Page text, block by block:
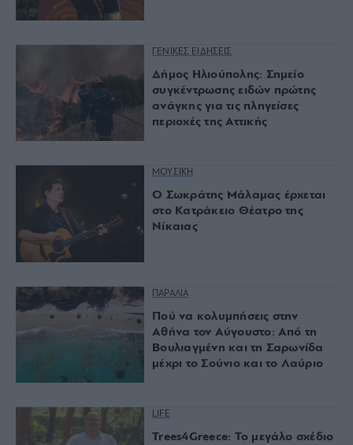
ΓΕΝΙΚΕΣ ΕΙΔΗΣΕΙΣ
Δήμος Ηλιούπολης: Σημείο
συγκέντρωσης ειδών πρώτης
ανάγκης για τις πληγείσες
περιοχές της Αττικής
ΜΟΥΣΙΚΗ
O Σωκράτης Μάλαμας έρχεται
στο Κατράκειο Θέατρο της
Νίκαιας
ΠΑΡΑΛΙΑ
Πού να κολυμπήσεις στην
Αθήνα τον Αύγουστο: Από τη
Βουλιαγμένη και τη Σαρωνίδα
μέχρι το Σούνιο και το Λαύριο
LIFE
Trees4Greece: Το μεγάλο σχέδιο